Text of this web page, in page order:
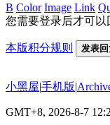
B Color Image Link
您需要登录后才可以
本版积分规则 发表回
小黑屋|手机版|
GMT+8, 2026-8-7